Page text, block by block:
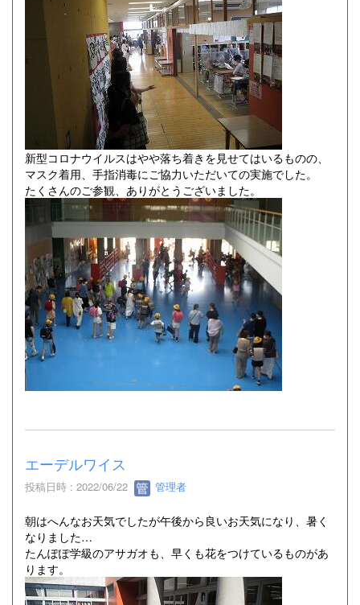
新型コロナウイルスはやや落ち着きを見せてはいるものの、
マスク着用、手指消毒にご協力いただいての実施でした。
たくさんのご参観、ありがとうございました。
エーデルワイス
投稿日時 : 2022/06/22 管理者
朝はへんなお天気でしたが午後から良いお天気になり、暑く
なりました…
たんぽぽ学級のアサガオも、早くも花をつけているものがあ
ります。